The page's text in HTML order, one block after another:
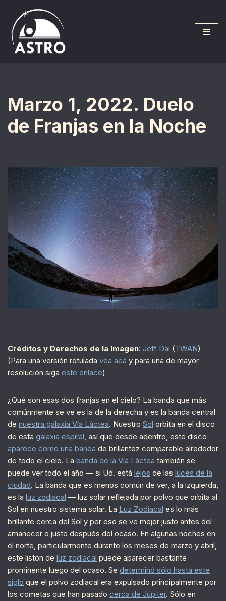
Saltar
al
contenido
Marzo 1, 2022. Duelo
de Franjas en la Noche
Créditos y Derechos de la Imagen: Jeff Dai (TWAN)
(Para una versión rotulada vea acá y para una de mayor
resolución siga este enlace)
¿Qué son esas dos franjas en el cielo? La banda que más
comúnmente se ve es la de la derecha y es la banda central
de nuestra galaxia Vía Láctea. Nuestro Sol orbita en el disco
de esta galaxia espiral, así que desde adentro, este disco
aparece como una banda de brillantez comparable alrededor
de todo el cielo. La banda de la Vía Láctea también se
puede ver todo el año — si Ud. está lejos de las luces de la
ciudad. La banda que es menos común de ver, a la izquierda,
es la luz zodiacal — luz solar reflejada por polvo que orbita al
Sol en nuestro sistema solar. La Luz Zodiacal es lo más
brillante cerca del Sol y por eso se ve mejor justo antes del
amanecer o justo después del ocaso. En algunas noches en
el norte, particularmente durante los meses de marzo y abril,
este listón de luz zodiacal puede aparecer bastante
prominente luego del ocaso. Se determinó sólo hasta este
siglo que el polvo zodiacal era expulsado principalmente por
los cometas que han pasado cerca de Júpiter. Sólo en